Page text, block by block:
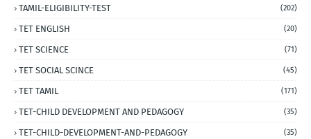
TAMIL-ELIGIBILITY-TEST (202)
TET ENGLISH (20)
TET SCIENCE (71)
TET SOCIAL SCINCE (45)
TET TAMIL (171)
TET-CHILD DEVELOPMENT AND PEDAGOGY (35)
TET-CHILD-DEVELOPMENT-AND-PEDAGOGY (35)